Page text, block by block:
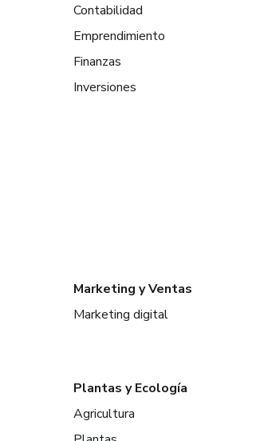
Contabilidad
Emprendimiento
Finanzas
Inversiones
Marketing y Ventas
Marketing digital
Plantas y Ecología
Agricultura